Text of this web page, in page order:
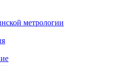
метрологии